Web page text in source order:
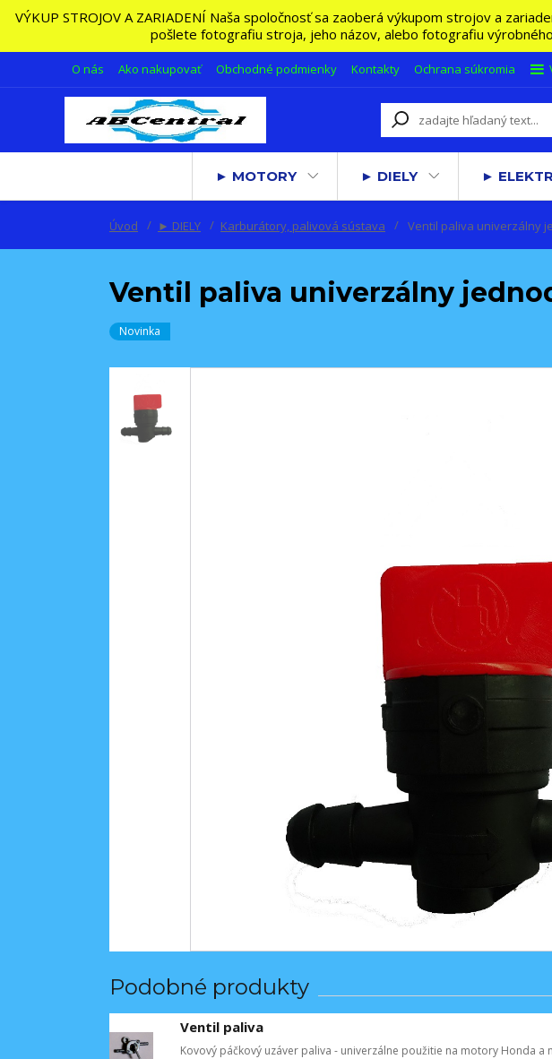
VÝKUP STROJOV A ZARIADENÍ Naša spoločnosť sa zaoberá výkupom strojov a
pošlete fotografiu stroja, jeho názov, alebo fotografiu
O nás Ako nakupovať Obchodné podmienky Kontakty Ochrana súkromia
► MOTORY ► DIELY ►
Úvod ► DIELY Karburátory, palivová sústava Ventil paliva univerzálny
Ventil paliva univerzálny
Novinka
Podobné produkty
Ventil paliva
Kovový páčkový uzáver paliva - univerzálne použitie na motory Honda a